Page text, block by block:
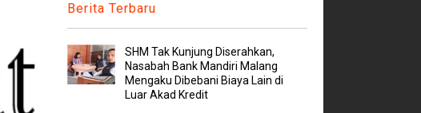
Berita Terbaru
SHM Tak Kunjung Diserahkan,
Nasabah Bank Mandiri Malang
Mengaku Dibebani Biaya Lain di
Luar Akad Kredit